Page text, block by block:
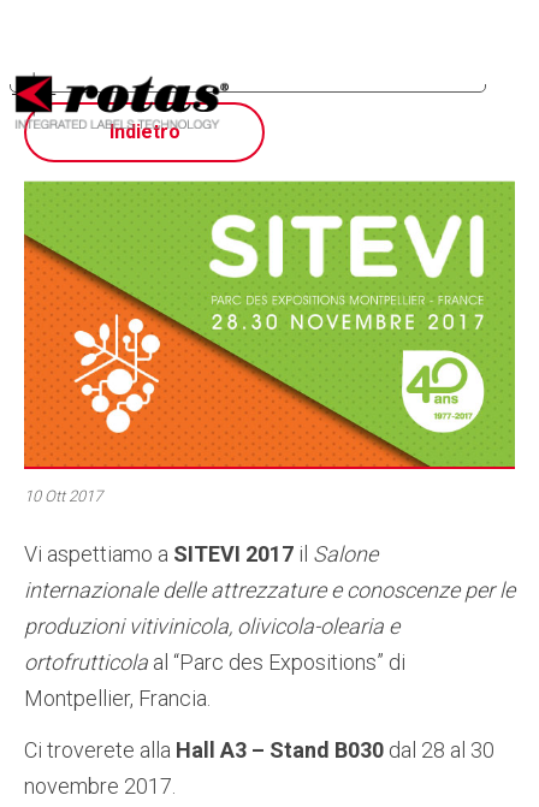
Indietro
10 Ott 2017
Vi aspettiamo a SITEVI 2017 il Salone
internazionale delle attrezzature e conoscenze per le
produzioni vitivinicola, olivicola-olearia e
ortofrutticola al “Parc des Expositions” di
Montpellier, Francia.
Ci troverete alla Hall A3 – Stand B030 dal 28 al 30
novembre 2017.
Informativa sulla raccolta